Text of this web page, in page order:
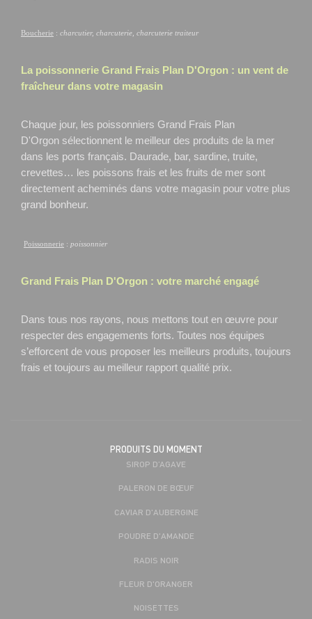
Boucherie : charcutier, charcuterie, charcuterie traiteur
La poissonnerie Grand Frais Plan D'Orgon : un vent de
fraîcheur dans votre magasin
Chaque jour, les poissonniers Grand Frais Plan
D'Orgon sélectionnent le meilleur des produits de la mer
dans les ports français. Daurade, bar, sardine, truite,
crevettes… les poissons frais et les fruits de mer sont
directement acheminés dans votre magasin pour votre plus
grand bonheur.
Poissonnerie : poissonnier
Grand Frais Plan D'Orgon : votre marché engagé
Dans tous nos rayons, nous mettons tout en œuvre pour
respecter des engagements forts. Toutes nos équipes
s’efforcent de vous proposer les meilleurs produits, toujours
frais et toujours au meilleur rapport qualité prix.
PRODUITS DU MOMENT
SIROP D’AGAVE
PALERON DE BŒUF
CAVIAR D'AUBERGINE
POUDRE D'AMANDE
RADIS NOIR
FLEUR D'ORANGER
NOISETTES